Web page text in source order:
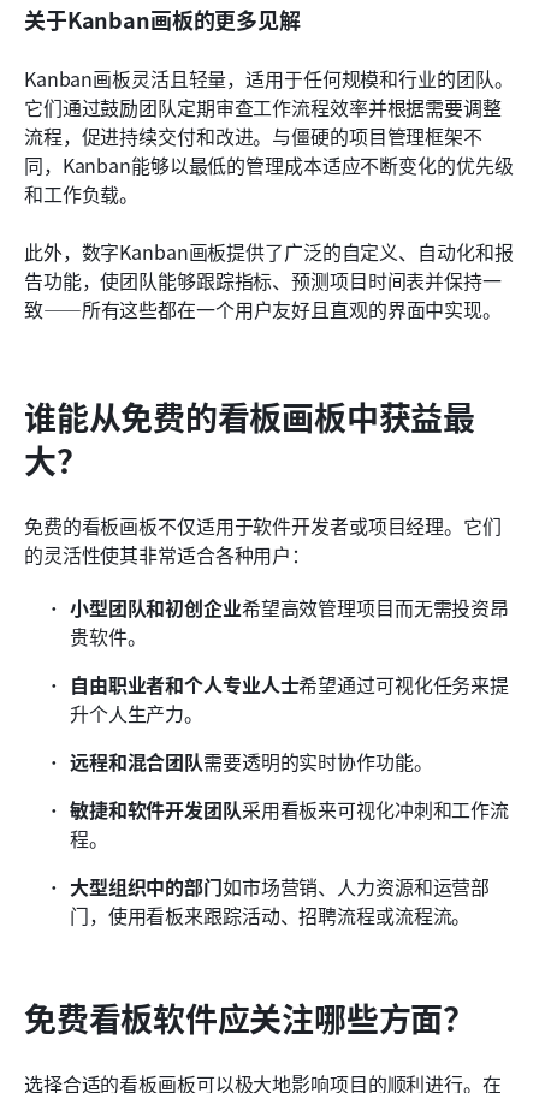
关于Kanban画板的更多见解
Kanban画板灵活且轻量，适用于任何规模和行业的团队。
它们通过鼓励团队定期审查工作流程效率并根据需要调整
流程，促进持续交付和改进。与僵硬的项目管理框架不
同，Kanban能够以最低的管理成本适应不断变化的优先级
和工作负载。
此外，数字Kanban画板提供了广泛的自定义、自动化和报
告功能，使团队能够跟踪指标、预测项目时间表并保持一
致——所有这些都在一个用户友好且直观的界面中实现。
谁能从免费的看板画板中获益最
大？
免费的看板画板不仅适用于软件开发者或项目经理。它们
的灵活性使其非常适合各种用户：
小型团队和初创企业希望高效管理项目而无需投资昂
贵软件。
自由职业者和个人专业人士希望通过可视化任务来提
升个人生产力。
远程和混合团队需要透明的实时协作功能。
敏捷和软件开发团队采用看板来可视化冲刺和工作流
程。
大型组织中的部门如市场营销、人力资源和运营部
门，使用看板来跟踪活动、招聘流程或流程流。
免费看板软件应关注哪些方面？
选择合适的看板画板可以极大地影响项目的顺利进行。在